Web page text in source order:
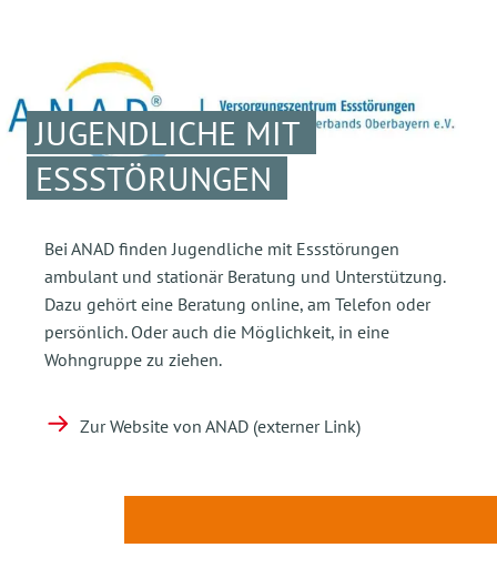
JUGENDLICHE MIT
ESSSTÖRUNGEN
Bei ANAD finden Jugendliche mit Essstörungen
ambulant und stationär Beratung und Unterstützung.
Dazu gehört eine Beratung online, am Telefon oder
persönlich. Oder auch die Möglichkeit, in eine
Wohngruppe zu ziehen.
Zur Website von ANAD (externer Link)